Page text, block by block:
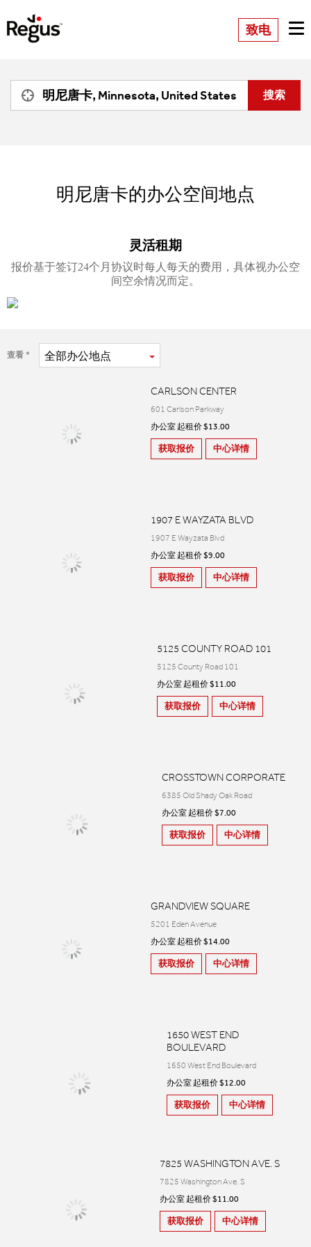
致电
明尼唐卡的办公空间地点
灵活租期
报价基于签订24个月协议时每人每天的费用，具体视办公空
间空余情况而定。
查看 全部办公地点
CARLSON CENTER
601 Carlson Parkway
办公室 起租价 $13.00
获取报价 中心详情
1907 E WAYZATA BLVD
1907 E Wayzata Blvd
办公室 起租价 $9.00
获取报价 中心详情
5125 COUNTY ROAD 101
5125 County Road 101
办公室 起租价 $11.00
获取报价 中心详情
CROSSTOWN CORPORATE
6385 Old Shady Oak Road
办公室 起租价 $7.00
获取报价 中心详情
GRANDVIEW SQUARE
5201 Eden Avenue
办公室 起租价 $14.00
获取报价 中心详情
1650 WEST END
BOULEVARD
1650 West End Boulevard
办公室 起租价 $12.00
获取报价 中心详情
7825 WASHINGTON AVE. S
7825 Washington Ave. S
办公室 起租价 $11.00
获取报价 中心详情